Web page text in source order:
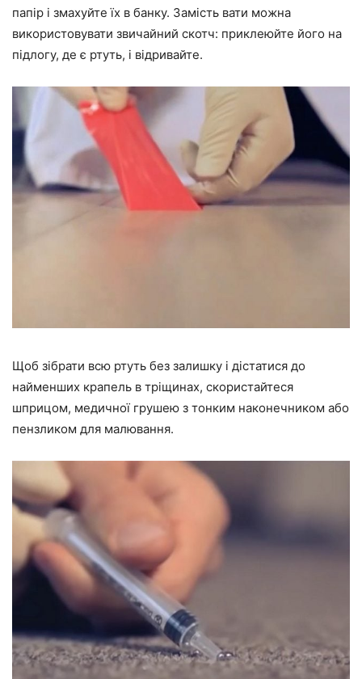
папір і змахуйте їх в банку. Замість вати можна
використовувати звичайний скотч: приклеюйте його на
підлогу, де є ртуть, і відривайте.
Щоб зібрати всю ртуть без залишку і дістатися до
найменших крапель в тріщинах, скористайтеся
шприцом, медичної грушею з тонким наконечником або
пензликом для малювання.